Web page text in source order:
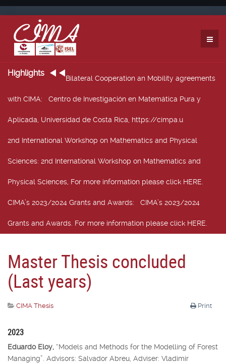
Highlights
Bilateral Cooperation an Mobility agreements
with CIMA: Centro de Investigación en Matemática Pura y
Aplicada, Universidad de Costa Rica, https://cimpa.u
2nd International Workshop on Mathematics and Physical
Sciences: 2nd International Workshop on Mathematics and
Physical Sciences, For more information please click HERE.
CIMA’s 2023/2024 Grants and Awards: CIMA’s 2023/2024
Grants and Awards. For more information please click HERE.
Master Thesis concluded
(Last years)
Print
CIMA Thesis
2023
Eduardo Eloy, “Models and Methods for the Modelling of Forest
Managing”. Advisors: Salvador Abreu, Adviser: Vladimir